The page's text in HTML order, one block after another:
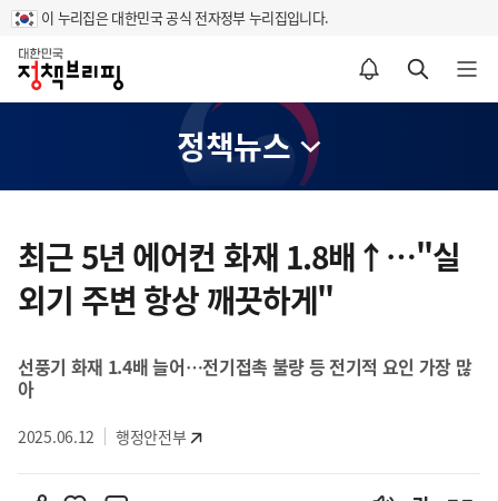
이 누리집은 대한민국 공식 전자정부 누리집입니다.
홈
알림설정 바로가기 검색 바로가기 메뉴 열기
정책뉴스
텐
츠
영
최근 5년 에어컨 화재 1.8배↑…"실
외기 주변 항상 깨끗하게"
선풍기 화재 1.4배 늘어…전기접촉 불량 등 전기적 요인 가장 많
아
2025.06.12 행정안전부